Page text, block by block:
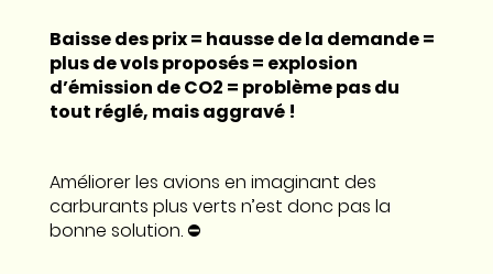
Baisse des prix = hausse de la demande =
plus de vols proposés = explosion
d’émission de CO2 = problème pas du
tout réglé, mais aggravé !
Améliorer les avions en imaginant des
carburants plus verts n’est donc pas la
bonne solution. ⛔️